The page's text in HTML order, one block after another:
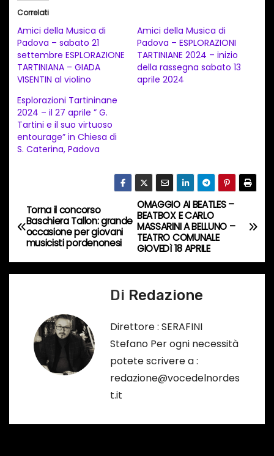
a
m
e
t
o
i
r
s
o
…
Correlati
Amici della Musica di
Padova – sabato 21
settembre ESPLORAZIONE
TARTINIANA – GIADA
VISENTIN al violino
Amici della Musica di
Padova – ESPLORAZIONI
TARTINIANE 2024 – inizio
della rassegna sabato 13
aprile 2024
Esplorazioni Tartininane
2024 – il 27 aprile ” G.
Tartini e il suo virtuoso
entourage” in Chiesa di
S. Caterina, Padova
N
a
v
OMAGGIO AI BEATLES –
BEATBOX E CARLO
MASSARINI A BELLUNO –
TEATRO COMUNALE
GIOVEDì 18 APRILE
Torna il concorso
Baschiera Tallon: grande
occasione per giovani
musicisti pordenonesi
Di Redazione
Direttore : SERAFINI
Stefano Per ogni necessità
potete scrivere a :
redazione@vocedelnordes
t.it